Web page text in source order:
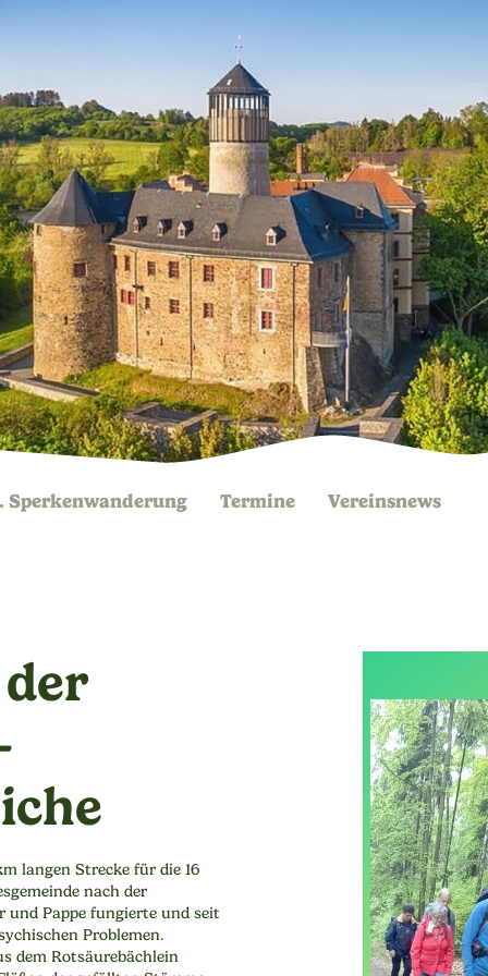
Sperkenwanderung Termine Vereinsnews
langen Strecke für die 16
nach der
und Pappe fungierte und seit
Problemen.
dem Rotsäurebächlein